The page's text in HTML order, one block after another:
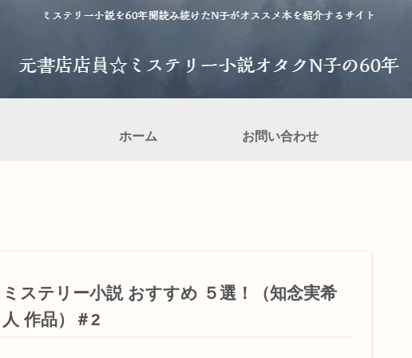
ホーム お問い合わせ
ミステリー小説 おすすめ ５選！（知念実希
人 作品）＃2